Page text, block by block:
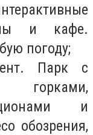
и кафе.
погоду;
Парк с
горками,
и
обозрения,